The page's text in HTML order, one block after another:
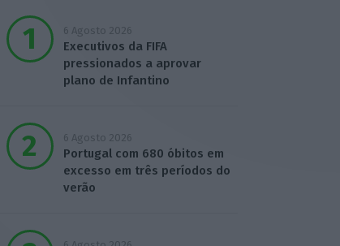
6 Agosto 2026
Executivos da FIFA
pressionados a aprovar
plano de Infantino
6 Agosto 2026
Portugal com 680 óbitos em
excesso em três períodos do
verão